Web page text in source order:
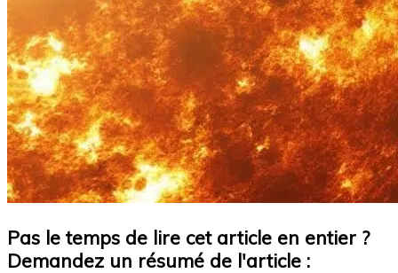
Pas le temps de lire cet article en entier ?
Demandez un résumé de l'article :